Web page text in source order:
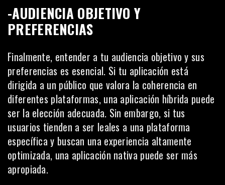
-AUDIENCIA OBJETIVO Y
PREFERENCIAS
Finalmente, entender a tu audiencia objetivo y sus
preferencias es esencial. Si tu aplicación está
dirigida a un público que valora la coherencia en
diferentes plataformas, una aplicación híbrida puede
ser la elección adecuada. Sin embargo, si tus
usuarios tienden a ser leales a una plataforma
específica y buscan una experiencia altamente
optimizada, una aplicación nativa puede ser más
apropiada.